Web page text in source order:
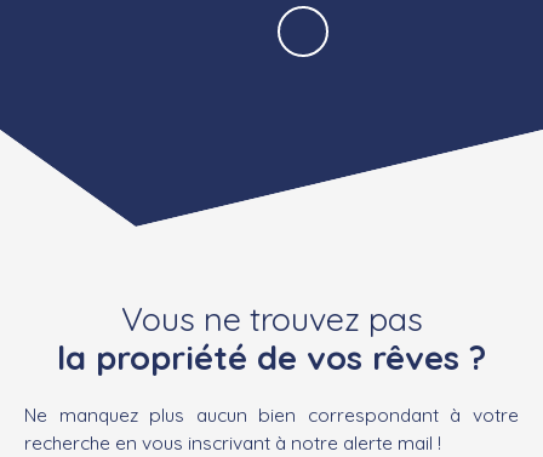
Vous ne trouvez pas
la propriété de vos rêves ?
Ne manquez plus aucun bien correspondant à votre
recherche en vous inscrivant à notre alerte mail !